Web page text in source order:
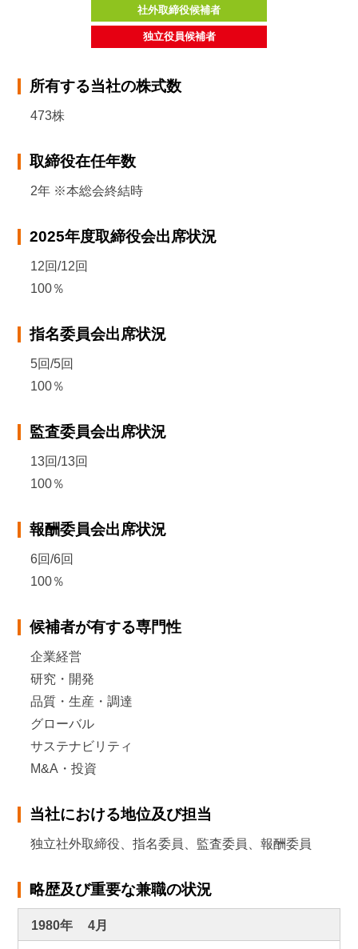
社外取締役候補者
独立役員候補者
所有する当社の株式数
473株
取締役在任年数
2年 ※本総会終結時
2025年度取締役会出席状況
12回/12回
100％
指名委員会出席状況
5回/5回
100％
監査委員会出席状況
13回/13回
100％
報酬委員会出席状況
6回/6回
100％
候補者が有する専門性
企業経営
研究・開発
品質・生産・調達
グローバル
サステナビリティ
M&A・投資
当社における地位及び担当
独立社外取締役、指名委員、監査委員、報酬委員
略歴及び重要な兼職の状況
1980年 4月